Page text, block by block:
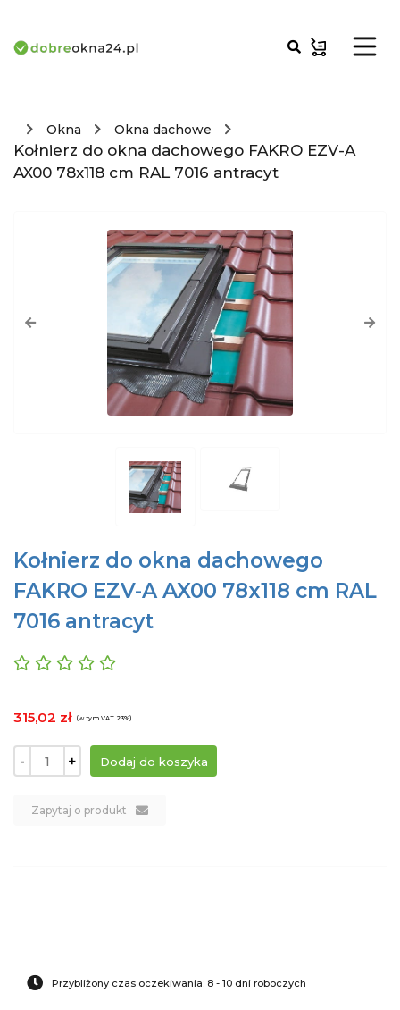
Okna Okna dachowe
Kołnierz do okna dachowego FAKRO EZV-A
AX00 78x118 cm RAL 7016 antracyt
Kołnierz do okna dachowego
FAKRO EZV-A AX00 78x118 cm RAL
7016 antracyt
315,02 zł (w tym VAT 23%)
- +
Zapytaj o produkt
Przybliżony czas oczekiwania: 8 - 10 dni roboczych